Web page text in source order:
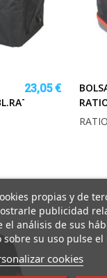
23,05 €
RATIO
propias y de
publicidad
análisis de sus
su uso pulse el
cookies